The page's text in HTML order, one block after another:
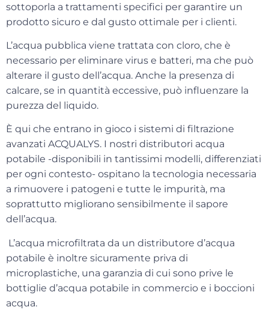
sottoporla a trattamenti specifici per garantire un
prodotto sicuro e dal gusto ottimale per i clienti.
L’acqua pubblica viene trattata con cloro, che è
necessario per eliminare virus e batteri, ma che può
alterare il gusto dell’acqua. Anche la presenza di
calcare, se in quantità eccessive, può influenzare la
purezza del liquido.
È qui che entrano in gioco i sistemi di filtrazione
avanzati ACQUALYS. I nostri distributori acqua
potabile -disponibili in tantissimi modelli, differenziati
per ogni contesto- ospitano la tecnologia necessaria
a rimuovere i patogeni e tutte le impurità, ma
soprattutto migliorano sensibilmente il sapore
dell’acqua.
L’acqua microfiltrata da un distributore d’acqua
potabile è inoltre sicuramente priva di
microplastiche, una garanzia di cui sono prive le
bottiglie d’acqua potabile in commercio e i boccioni
acqua.